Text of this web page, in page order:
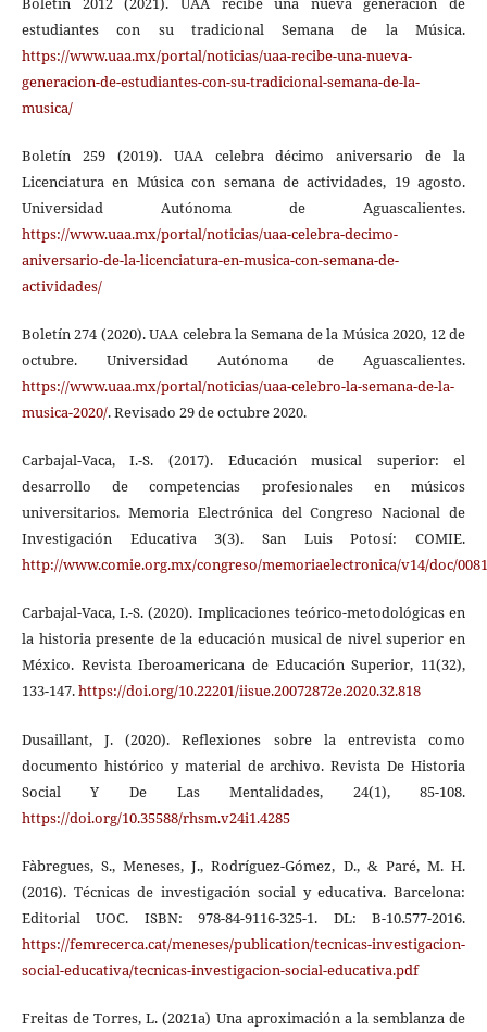
estudiantes con su tradicional Semana de la Música.
https://www.uaa.mx/portal/noticias/uaa-recibe-una-nueva-
generacion-de-estudiantes-con-su-tradicional-semana-de-la-
musica/
Boletín 259 (2019). UAA celebra décimo aniversario de la
Licenciatura en Música con semana de actividades, 19 agosto.
Universidad Autónoma de Aguascalientes.
https://www.uaa.mx/portal/noticias/uaa-celebra-decimo-
aniversario-de-la-licenciatura-en-musica-con-semana-de-
actividades/
Boletín 274 (2020). UAA celebra la Semana de la Música 2020, 12 de
octubre. Universidad Autónoma de Aguascalientes.
https://www.uaa.mx/portal/noticias/uaa-celebro-la-semana-de-la-
musica-2020/. Revisado 29 de octubre 2020.
Carbajal-Vaca, I.-S. (2017). Educación musical superior: el
desarrollo de competencias profesionales en músicos
universitarios. Memoria Electrónica del Congreso Nacional de
Investigación Educativa 3(3). San Luis Potosí: COMIE.
http://www.comie.org.mx/congreso/memoriaelectronica/v14/doc/
Carbajal-Vaca, I.-S. (2020). Implicaciones teórico-metodológicas en
la historia presente de la educación musical de nivel superior en
México. Revista Iberoamericana de Educación Superior, 11(32),
133-147.https://doi.org/10.22201/iisue.20072872e.2020.32.818
Dusaillant, J. (2020). Reflexiones sobre la entrevista como
documento histórico y material de archivo. Revista De Historia
Social Y De Las Mentalidades, 24(1), 85-108.
https://doi.org/10.35588/rhsm.v24i1.4285
Fàbregues, S., Meneses, J., Rodríguez-Gómez, D., & Paré, M. H.
(2016). Técnicas de investigación social y educativa. Barcelona:
Editorial UOC. ISBN: 978-84-9116-325-1. DL: B-10.577-2016.
https://femrecerca.cat/meneses/publication/tecnicas-investigacion-
social-educativa/tecnicas-investigacion-social-educativa.pdf
Freitas de Torres, L. (2021a) Una aproximación a la semblanza de